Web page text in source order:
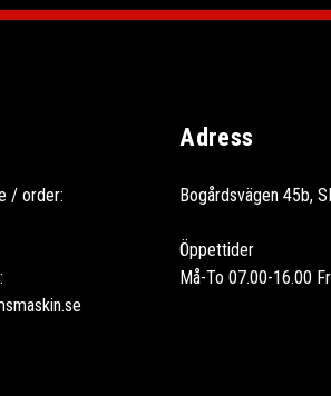
/ order:
Adress
Bogårdsvägen 45b,
Öppettider
Må-To 07.00-16.00